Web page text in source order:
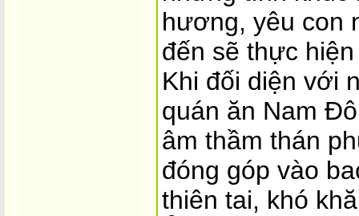
hương, yêu con
đến sẽ thực
Khi đối diện với
quán ăn Nam
âm thầm thán
đóng góp vào
thiên tai, khó